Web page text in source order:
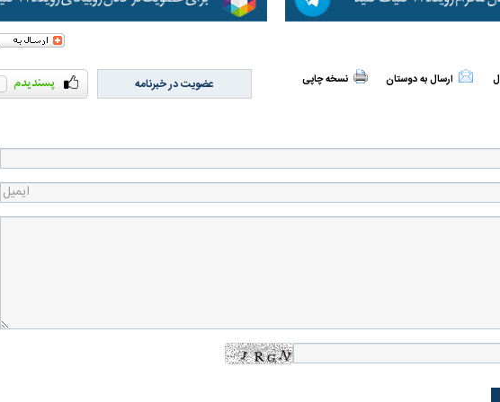
ارسال به دوستان نسخه چاپی عضویت در خبرنامه
حجازی درباره
ببینید| انیمیشن لگویی حمله به کویت با
جنگنده اف-۵
ببینید| نظر متفاوت سینا حجازی درباره
گوگوش خبرساز شد